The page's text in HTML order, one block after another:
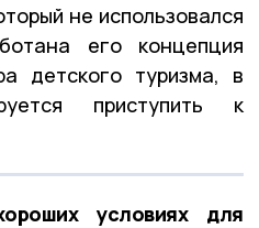
не использовался
его концепция
детского туризма, в
приступить к
условиях для